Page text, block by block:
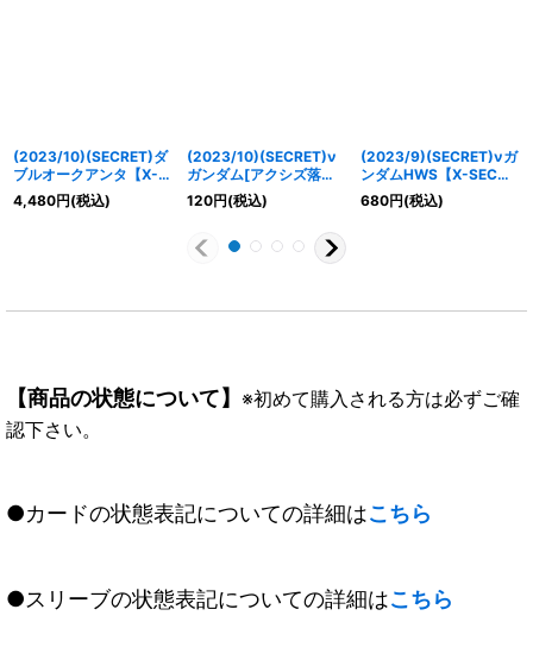
(2023/10)(SECRET)ダ
ブルオークアンタ【X-
SEC】{CB29-X07}
《青》
4,480円(税込)
(2023/10)(SECRET)ν
ガンダム[アクシズ落下
時]【M-SEC】{CB29-
004}《赤》
120円(税込)
(2023/9)(SECRET)νガ
ンダムHWS【X-SEC】
{CB27-X01}《赤》
680円(税込)
【商品の状態について】 ※初めて購入される方は必ずご確
認下さい。
●カードの状態表記についての詳細はこちら
●スリーブの状態表記についての詳細はこちら